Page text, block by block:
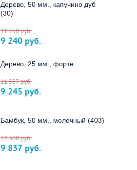
Дерево, 50 мм., капучино дуб
(30)
11 550руб.
9 240 руб.
Дерево, 25 мм., форте
11 557руб.
9 245 руб.
Бамбук, 50 мм., молочный (403)
12 300руб.
9 837 руб.